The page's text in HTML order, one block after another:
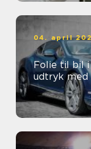
04. april
Folie til bil i
udtryk med